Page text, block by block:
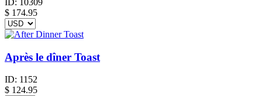
ID: 10309
$ 174.95
Après le dîner Toast
ID: 1152
$ 124.95